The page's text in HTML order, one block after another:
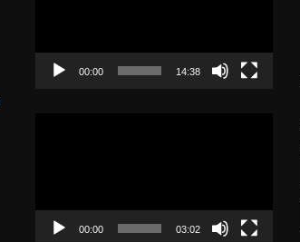
e
00:00 14:38
00:00 03:02